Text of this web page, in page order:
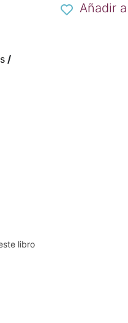
/
libro
Añadir